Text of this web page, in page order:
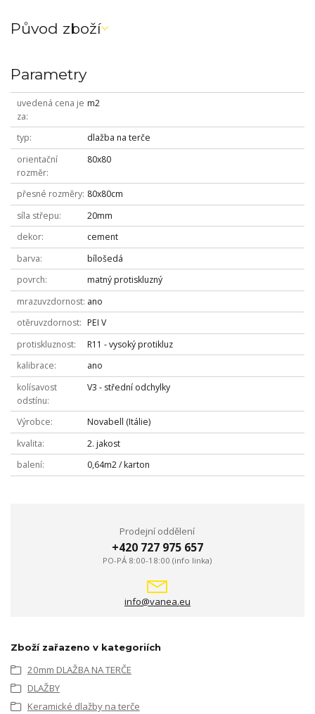
Původ zboží
Parametry
uvedená cena je
za
m2
typ
dlažba na terče
orientační
rozměr
80x80
přesné rozměry 80x80cm
síla střepu
20mm
dekor
cement
barva
bílošedá
povrch
matný protiskluzný
mrazuvzdornost ano
otěruvzdornost
PEI V
protiskluznost
R11 - vysoký protikluz
kalibrace
ano
kolísavost
odstínu
V3 - střední odchylky
Výrobce
Novabell (Itálie)
kvalita
2. jakost
balení
0,64m2 / karton
Prodejní oddělení
+420 727 975 657
PO-PÁ 8:00-18:00 (info linka)
info@vanea.eu
Zboží zařazeno v kategoriích
20mm DLAŽBA NA TERČE
DLAŽBY
Keramické dlažby na terče